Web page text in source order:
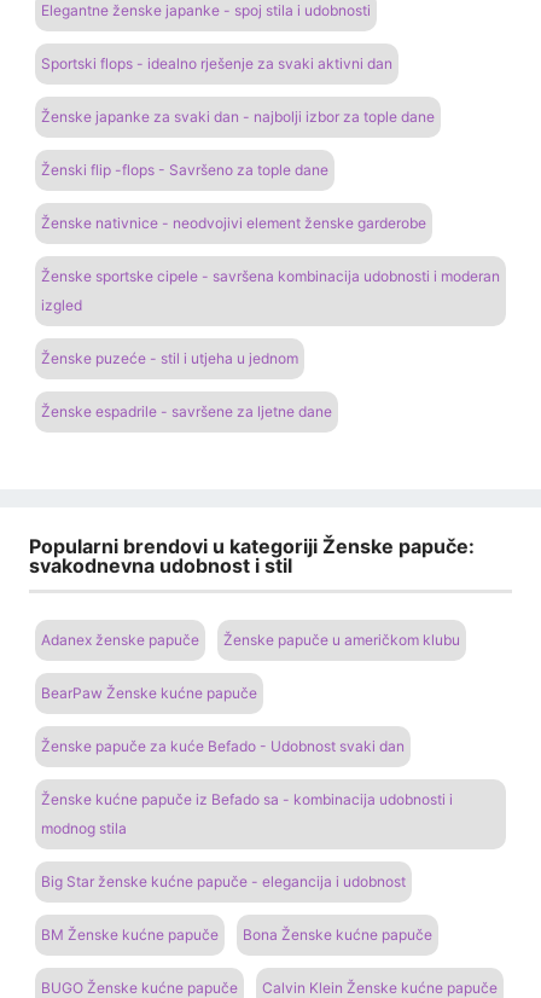
Elegantne ženske japanke - spoj stila i udobnosti
Sportski flops - idealno rješenje za svaki aktivni dan
Ženske japanke za svaki dan - najbolji izbor za tople dane
Ženski flip -flops - Savršeno za tople dane
Ženske nativnice - neodvojivi element ženske garderobe
Ženske sportske cipele - savršena kombinacija udobnosti i moderan
izgled
Ženske puzeće - stil i utjeha u jednom
Ženske espadrile - savršene za ljetne dane
Popularni brendovi u kategoriji Ženske papuče:
svakodnevna udobnost i stil
Adanex ženske papuče Ženske papuče u američkom klubu
BearPaw Ženske kućne papuče
Ženske papuče za kuće Befado - Udobnost svaki dan
Ženske kućne papuče iz Befado sa - kombinacija udobnosti i
modnog stila
Big Star ženske kućne papuče - elegancija i udobnost
BM Ženske kućne papuče Bona Ženske kućne papuče
BUGO Ženske kućne papuče Calvin Klein Ženske kućne papuče